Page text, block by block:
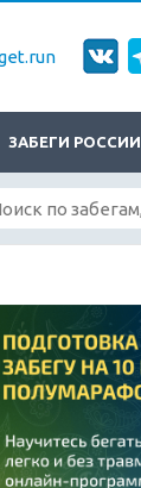
ЗАБЕГИ РОССИИ